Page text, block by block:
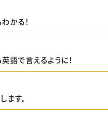
かる！
語で言えるように！
ます。